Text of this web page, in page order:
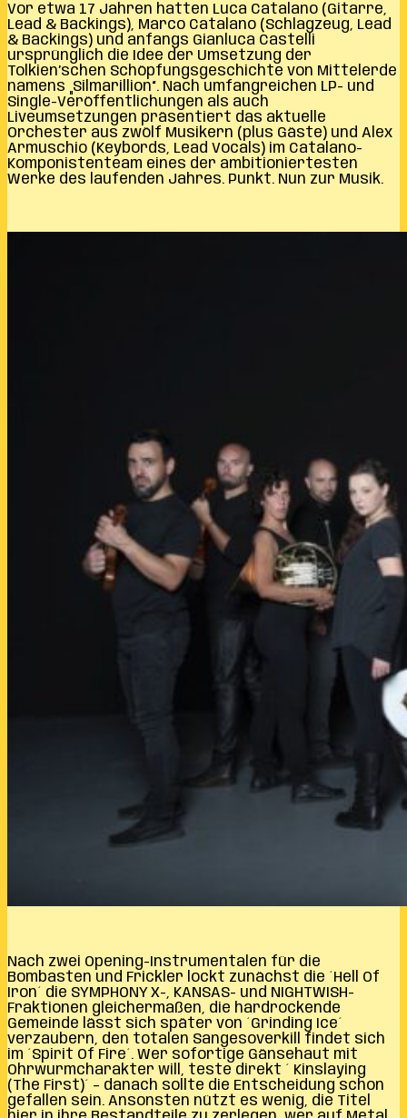
Vor etwa 17 Jahren hatten Luca Catalano (Gitarre,
Lead & Backings), Marco Catalano (Schlagzeug, Lead
& Backings) und anfangs Gianluca Castelli
ursprünglich die Idee der Umsetzung der
Tolkien’schen Schöpfungsgeschichte von Mittelerde
namens „Silmarillion“. Nach umfangreichen LP- und
Single-Veröffentlichungen als auch
Liveumsetzungen präsentiert das aktuelle
Orchester aus zwölf Musikern (plus Gäste) und Alex
Armuschio (Keybords, Lead Vocals) im Catalano-
Komponistenteam eines der ambitioniertesten
Werke des laufenden Jahres. Punkt. Nun zur Musik.
Nach zwei Opening-Instrumentalen für die
Bombasten und Frickler lockt zunächst die ´Hell Of
Iron´ die SYMPHONY X-, KANSAS- und NIGHTWISH-
Fraktionen gleichermaßen, die hardrockende
Gemeinde lässt sich später von ´Grinding Ice´
verzaubern, den totalen Sangesoverkill findet sich
im ´Spirit Of Fire´. Wer sofortige Gänsehaut mit
Ohrwurmcharakter will, teste direkt ´ Kinslaying
(The First)´ – danach sollte die Entscheidung schon
gefallen sein. Ansonsten nützt es wenig, die Titel